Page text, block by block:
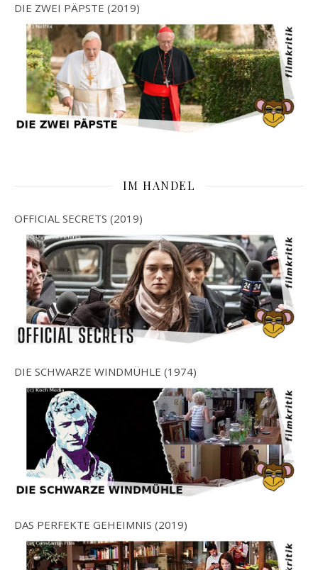
DIE ZWEI PÄPSTE (2019)
IM HANDEL
OFFICIAL SECRETS (2019)
DIE SCHWARZE WINDMÜHLE (1974)
DAS PERFEKTE GEHEIMNIS (2019)